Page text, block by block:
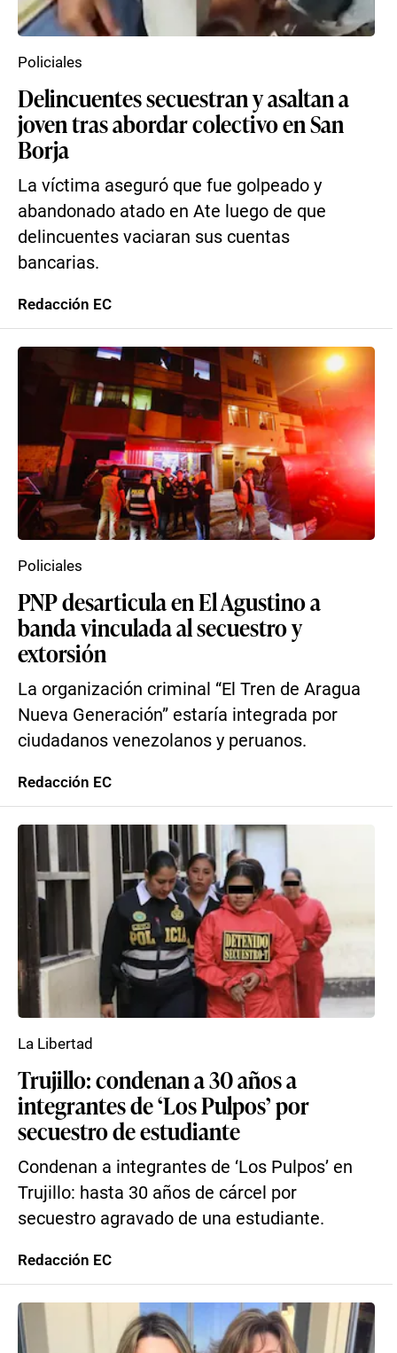
Delincuentes secuestran y asaltan a
joven tras abordar colectivo en San
Borja
La víctima aseguró que fue golpeado y
abandonado atado en Ate luego de que
delincuentes vaciaran sus cuentas
bancarias.
Policiales
Redacción EC
PNP desarticula en El Agustino a
banda vinculada al secuestro y
extorsión
La organización criminal “El Tren de Aragua
Nueva Generación” estaría integrada por
ciudadanos venezolanos y peruanos.
Policiales
Redacción EC
Trujillo: condenan a 30 años a
integrantes de ‘Los Pulpos’ por
secuestro de estudiante
Condenan a integrantes de ‘Los Pulpos’ en
Trujillo: hasta 30 años de cárcel por
secuestro agravado de una estudiante.
La Libertad
Redacción EC